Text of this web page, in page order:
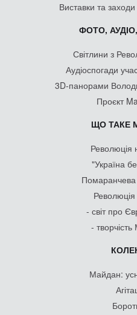
Виставки та
ФОТО,
Світлини з
Аудіоспогади
3D-панорами
Проєкт
ЩО ТАКЕ
Революція
"Україна
Революція
- світ про
-
Майдан: